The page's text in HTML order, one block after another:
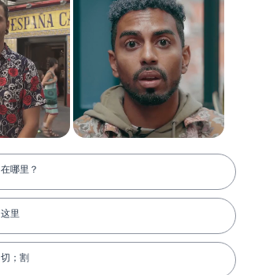
在哪里？
这里
切；割